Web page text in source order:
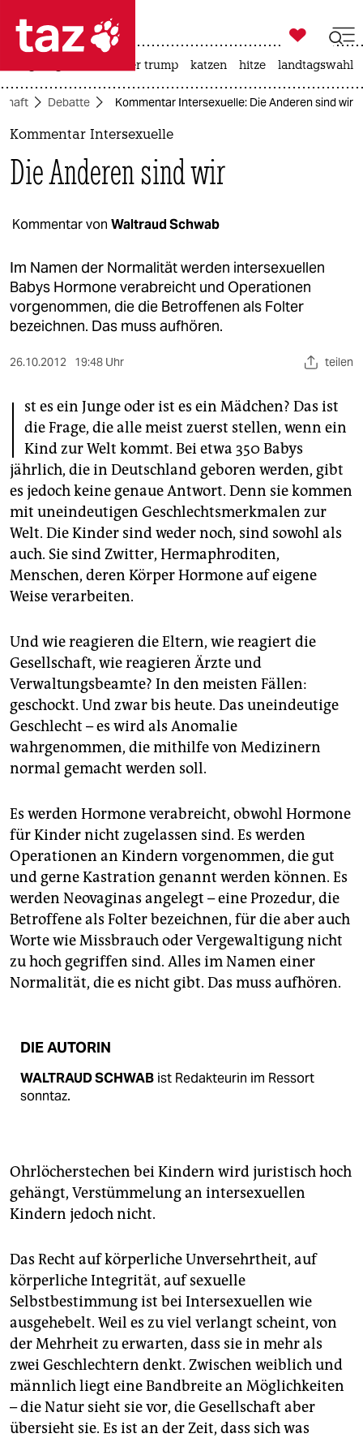
 taz zahl ich
taz zahl ich
politik
öko
gesellschaft
kultur
sport
berlin
nord
wahrheit
verlag
verlag
veranstaltungen
shop
fragen & hilfe
unterstützen
abo
genossenschaft
epaper login

taz zahl ich
usa unter trump katzen hitze landtagswahl
Debatte Kommentar Intersexuelle: Die Anderen sind wir
Kommentar Intersexuelle
Die Anderen sind wir
Kommentar von Waltraud Schwab
Im Namen der Normalität werden intersexuellen
Babys Hormone verabreicht und Operationen
vorgenommen, die die Betroffenen als Folter
bezeichnen. Das muss aufhören.
26.10.2012 19:48 Uhr teilen
I
st es ein Junge oder ist es ein Mädchen? Das ist
die Frage, die alle meist zuerst stellen, wenn ein
Kind zur Welt kommt. Bei etwa 350 Babys
jährlich, die in Deutschland geboren werden, gibt
es jedoch keine genaue Antwort. Denn sie kommen
mit uneindeutigen Geschlechtsmerkmalen zur
Welt. Die Kinder sind weder noch, sind sowohl als
auch. Sie sind Zwitter, Hermaphroditen,
Menschen, deren Körper Hormone auf eigene
Weise verarbeiten.
Und wie reagieren die Eltern, wie reagiert die
Gesellschaft, wie reagieren Ärzte und
Verwaltungsbeamte? In den meisten Fällen:
geschockt. Und zwar bis heute. Das uneindeutige
Geschlecht – es wird als Anomalie
wahrgenommen, die mithilfe von Medizinern
normal gemacht werden soll.
Es werden Hormone verabreicht, obwohl Hormone
für Kinder nicht zugelassen sind. Es werden
Operationen an Kindern vorgenommen, die gut
und gerne Kastration genannt werden können. Es
werden Neovaginas angelegt – eine Prozedur, die
Betroffene als Folter bezeichnen, für die aber auch
Worte wie Missbrauch oder Vergewaltigung nicht
zu hoch gegriffen sind. Alles im Namen einer
Normalität, die es nicht gibt. Das muss aufhören.
DIE AUTORIN
WALTRAUD SCHWAB ist Redakteurin im Ressort
sonntaz.
Ohrlöcherstechen bei Kindern wird juristisch hoch
gehängt, Verstümmelung an intersexuellen
Kindern jedoch nicht.
Das Recht auf körperliche Unversehrtheit, auf
körperliche Integrität, auf sexuelle
Selbstbestimmung ist bei Intersexuellen wie
ausgehebelt. Weil es zu viel verlangt scheint, von
der Mehrheit zu erwarten, dass sie in mehr als
zwei Geschlechtern denkt. Zwischen weiblich und
männlich liegt eine Bandbreite an Möglichkeiten
– die Natur sieht sie vor, die Gesellschaft aber
übersieht sie. Es ist an der Zeit, dass sich was